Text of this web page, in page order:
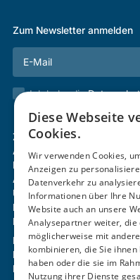
Zum Newsletter anmelden
Ich habe die
Zertifizierung & Verifikation
Akademie
Mitgliedschaft
Aktivitäten
Über uns
Login
Kontakt
Impressum
Datenschutz
Barrierefreiheitserklärung
Diese Webseite
Cookies.
Wir verwenden Cookies,
Anzeigen zu
Datenverkehr zu
Informationen über Ihre
Website auch an unsere
Analysepartner weiter, die
möglicherweise mit
kombinieren, die Sie
haben oder die sie im
Nutzung ihrer Dienste